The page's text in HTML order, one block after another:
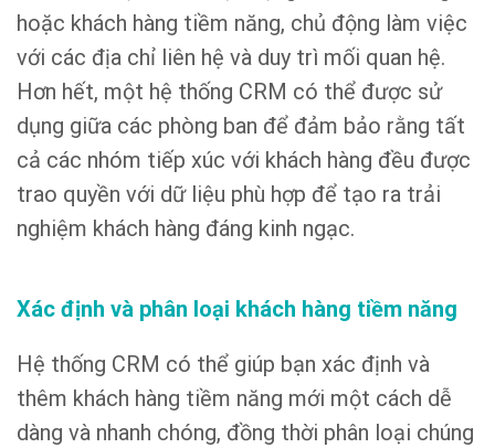
hoặc khách hàng tiềm năng, chủ động làm việc
với các địa chỉ liên hệ và duy trì mối quan hệ.
Hơn hết, một hệ thống CRM có thể được sử
dụng giữa các phòng ban để đảm bảo rằng tất
cả các nhóm tiếp xúc với khách hàng đều được
trao quyền với dữ liệu phù hợp để tạo ra trải
nghiệm khách hàng đáng kinh ngạc.
Xác định và phân loại khách hàng tiềm năng
Hệ thống CRM có thể giúp bạn xác định và
thêm khách hàng tiềm năng mới một cách dễ
dàng và nhanh chóng, đồng thời phân loại chúng